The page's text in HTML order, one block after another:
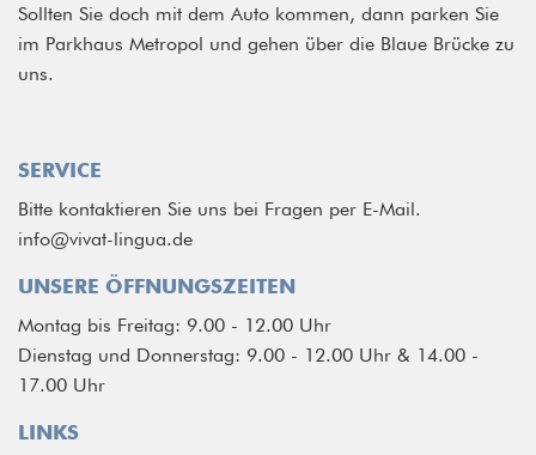
Sollten Sie doch mit dem Auto kommen, dann parken Sie
im Parkhaus Metropol und gehen über die Blaue Brücke zu
uns.
SERVICE
Bitte kontaktieren Sie uns bei Fragen per E-Mail.
info@vivat-lingua.de
UNSERE ÖFFNUNGSZEITEN
Montag bis Freitag: 9.00 - 12.00 Uhr
Dienstag und Donnerstag: 9.00 - 12.00 Uhr & 14.00 -
17.00 Uhr
LINKS